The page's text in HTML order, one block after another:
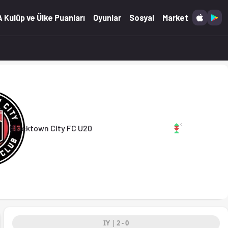
(07.03.2026)
Kulüp ve Ülke Puanları Oyunlar Sosyal Market
U20
Blacktown City FC U20
IY | 2 - 0